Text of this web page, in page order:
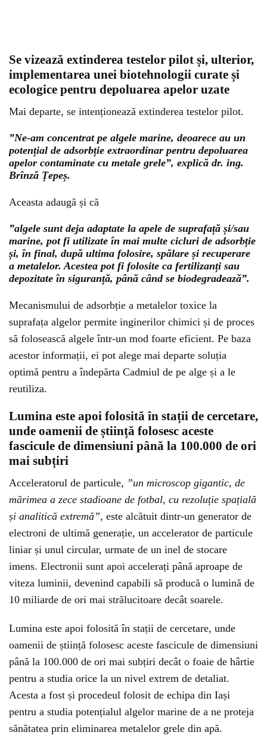
Se vizează extinderea testelor pilot și, ulterior,
implementarea unei biotehnologii curate și
ecologice pentru depoluarea apelor uzate
Mai departe, se intenționează extinderea testelor pilot.
”Ne-am concentrat pe algele marine, deoarece au un
potențial de adsorbție extraordinar pentru depoluarea
apelor contaminate cu metale grele”, explică dr. ing.
Brînză Țepeș.
Aceasta adaugă și că
”algele sunt deja adaptate la apele de suprafață și/sau
marine, pot fi utilizate în mai multe cicluri de adsorbție
și, în final, după ultima folosire, spălare și recuperare
a metalelor. Acestea pot fi folosite ca fertilizanți sau
depozitate în siguranță, până când se biodegradează”.
Mecanismului de adsorbție a metalelor toxice la
suprafața algelor permite inginerilor chimici și de proces
să folosească algele într-un mod foarte eficient. Pe baza
acestor informații, ei pot alege mai departe soluția
optimă pentru a îndepărta Cadmiul de pe alge și a le
reutiliza.
Lumina este apoi folosită în stații de cercetare,
unde oamenii de știință folosesc aceste
fascicule de dimensiuni până la 100.000 de ori
mai subțiri
Acceleratorul de particule, ”un microscop gigantic, de
mărimea a zece stadioane de fotbal, cu rezoluție spațială
și analitică extremă”, este alcătuit dintr-un generator de
electroni de ultimă generație, un accelerator de particule
liniar și unul circular, urmate de un inel de stocare
imens. Electronii sunt apoi accelerați până aproape de
viteza luminii, devenind capabili să producă o lumină de
10 miliarde de ori mai strălucitoare decât soarele.
Lumina este apoi folosită în stații de cercetare, unde
oamenii de știință folosesc aceste fascicule de dimensiuni
până la 100.000 de ori mai subțiri decât o foaie de hârtie
pentru a studia orice la un nivel extrem de detaliat.
Acesta a fost și procedeul folosit de echipa din Iași
pentru a studia potențialul algelor marine de a ne proteja
sănătatea prin eliminarea metalelor grele din apă.